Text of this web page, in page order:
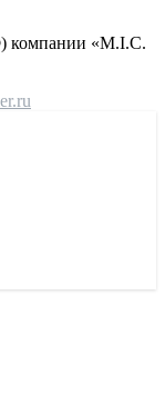
компании «М.I.С.